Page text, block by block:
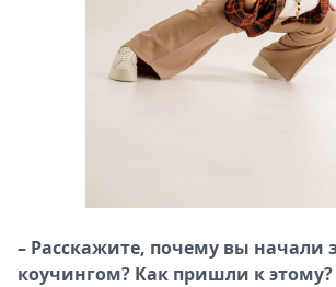
– Расскажите, почему вы начали
коучингом? Как пришли к этому?